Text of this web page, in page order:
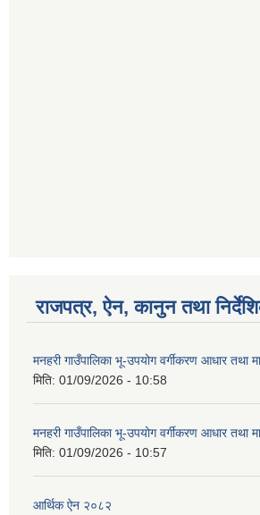
राजपत्र, ऐन, कानुन तथा
मनहरी गाउँपालिका भू-उपयोग वर्गीकरण आधार तथा
मिति: 01/09/2026 - 10:58
मनहरी गाउँपालिका भू-उपयोग वर्गीकरण आधार तथा
मिति: 01/09/2026 - 10:57
आर्थिक ऐन २०८२